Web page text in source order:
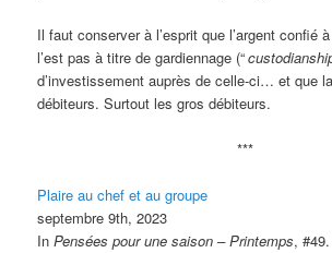
Il faut conserver à l’esprit que l’argent confié
l’est pas à titre de gardiennage (“
d’investissement auprès de celle-ci… et que
débiteurs. Surtout les gros débiteurs.
***
Plaire au chef et au groupe
septembre 9th, 2023
InPensées pour une saison – Printemps, #49.